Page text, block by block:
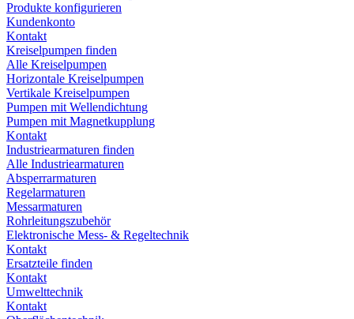
Produkte konfigurieren
Kundenkonto
Kontakt
Kreiselpumpen finden
Alle Kreiselpumpen
Horizontale Kreiselpumpen
Vertikale Kreiselpumpen
Pumpen mit Wellendichtung
Pumpen mit Magnetkupplung
Kontakt
Industriearmaturen finden
Alle Industriearmaturen
Absperrarmaturen
Regelarmaturen
Messarmaturen
Rohrleitungszubehör
Elektronische Mess- & Regeltechnik
Kontakt
Ersatzteile finden
Kontakt
Umwelttechnik
Kontakt